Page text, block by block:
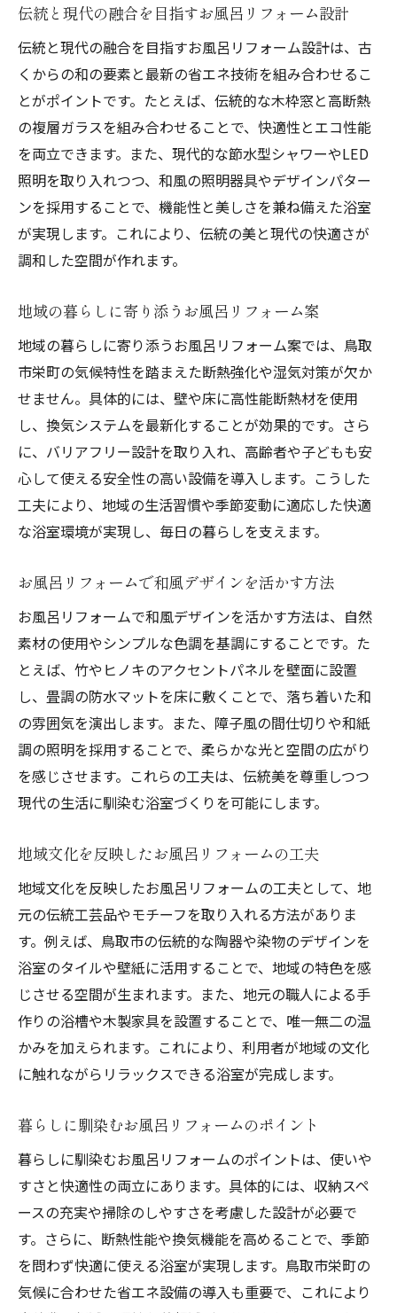
伝統と現代の融合を目指すお風呂リフォーム設計
伝統と現代の融合を目指すお風呂リフォーム設計は、古
くからの和の要素と最新の省エネ技術を組み合わせるこ
とがポイントです。たとえば、伝統的な木枠窓と高断熱
の複層ガラスを組み合わせることで、快適性とエコ性能
を両立できます。また、現代的な節水型シャワーやLED
照明を取り入れつつ、和風の照明器具やデザインパター
ンを採用することで、機能性と美しさを兼ね備えた浴室
が実現します。これにより、伝統の美と現代の快適さが
調和した空間が作れます。
地域の暮らしに寄り添うお風呂リフォーム案
地域の暮らしに寄り添うお風呂リフォーム案では、鳥取
市栄町の気候特性を踏まえた断熱強化や湿気対策が欠か
せません。具体的には、壁や床に高性能断熱材を使用
し、換気システムを最新化することが効果的です。さら
に、バリアフリー設計を取り入れ、高齢者や子どもも安
心して使える安全性の高い設備を導入します。こうした
工夫により、地域の生活習慣や季節変動に適応した快適
な浴室環境が実現し、毎日の暮らしを支えます。
お風呂リフォームで和風デザインを活かす方法
お風呂リフォームで和風デザインを活かす方法は、自然
素材の使用やシンプルな色調を基調にすることです。た
とえば、竹やヒノキのアクセントパネルを壁面に設置
し、畳調の防水マットを床に敷くことで、落ち着いた和
の雰囲気を演出します。また、障子風の間仕切りや和紙
調の照明を採用することで、柔らかな光と空間の広がり
を感じさせます。これらの工夫は、伝統美を尊重しつつ
現代の生活に馴染む浴室づくりを可能にします。
地域文化を反映したお風呂リフォームの工夫
地域文化を反映したお風呂リフォームの工夫として、地
元の伝統工芸品やモチーフを取り入れる方法がありま
す。例えば、鳥取市の伝統的な陶器や染物のデザインを
浴室のタイルや壁紙に活用することで、地域の特色を感
じさせる空間が生まれます。また、地元の職人による手
作りの浴槽や木製家具を設置することで、唯一無二の温
かみを加えられます。これにより、利用者が地域の文化
に触れながらリラックスできる浴室が完成します。
暮らしに馴染むお風呂リフォームのポイント
暮らしに馴染むお風呂リフォームのポイントは、使いや
すさと快適性の両立にあります。具体的には、収納スペ
ースの充実や掃除のしやすさを考慮した設計が必要で
す。さらに、断熱性能や換気機能を高めることで、季節
を問わず快適に使える浴室が実現します。鳥取市栄町の
気候に合わせた省エネ設備の導入も重要で、これにより